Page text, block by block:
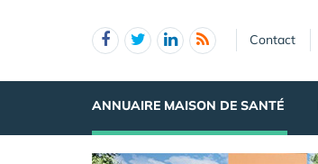
Contact
ANNUAIRE MAISON DE SANTÉ